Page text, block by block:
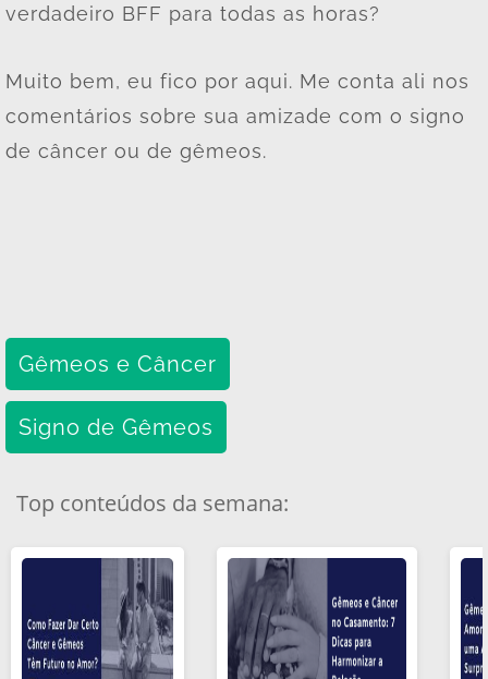
verdadeiro BFF para todas as horas?
Muito bem, eu fico por aqui. Me conta ali nos
comentários sobre sua amizade com o signo
de câncer ou de gêmeos.
Gêmeos e Câncer
Signo de Gêmeos
Top conteúdos da semana: